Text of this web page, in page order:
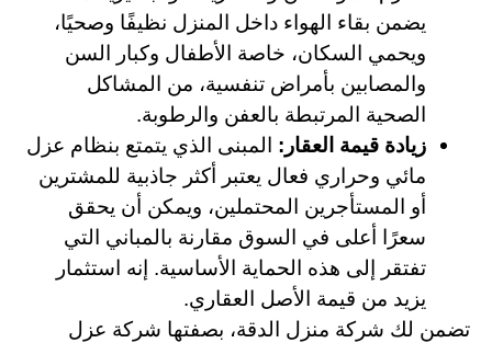
يضمن بقاء الهواء داخل المنزل نظيفًا وصحيًا،
ويحمي السكان، خاصة الأطفال وكبار السن
والمصابين بأمراض تنفسية، من المشاكل
الصحية المرتبطة بالعفن والرطوبة.
زيادة قيمة العقار: المبنى الذي يتمتع بنظام عزل
مائي وحراري فعال يعتبر أكثر جاذبية للمشترين
أو المستأجرين المحتملين، ويمكن أن يحقق
سعرًا أعلى في السوق مقارنة بالمباني التي
تفتقر إلى هذه الحماية الأساسية. إنه استثمار
يزيد من قيمة الأصل العقاري.
تضمن لك شركة منزل الدقة، بصفتها شركة عزل